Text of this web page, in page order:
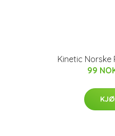
Kinetic Norske
99